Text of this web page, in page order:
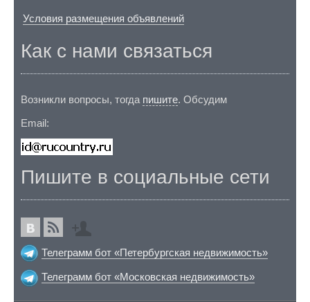
Условия размещения объявлений
Как с нами связаться
Возникли вопросы, тогда пишите. Обсудим
Email:
Пишите в социальные сети
Телеграмм бот «Петербургская недвижимость»
Телеграмм бот «Московская недвижимость»